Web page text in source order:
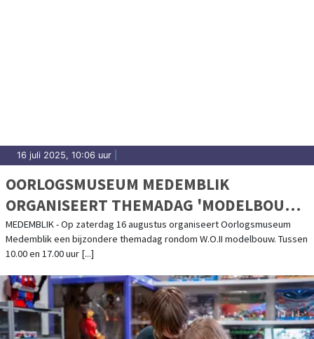
16 juli 2025, 10:06 uur
OORLOGSMUSEUM MEDEMBLIK
ORGANISEERT THEMADAG 'MODELBOUW'
- 16 AUGUSTUS 2025
MEDEMBLIK - Op zaterdag 16 augustus organiseert Oorlogsmuseum
Medemblik een bijzondere themadag rondom W.O.II modelbouw. Tussen
10.00 en 17.00 uur [...]